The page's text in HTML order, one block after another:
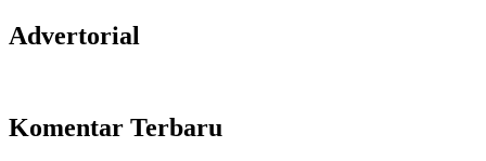
Advertorial
Komentar Terbaru